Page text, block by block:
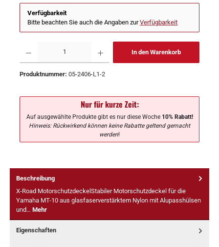
Verfügbarkeit
Bitte beachten Sie auch die Angaben zurVerfügbarkeit
In den Warenkorb
Produktnummer: 05-2406-L1-2
Nur für kurze Zeit:
Auf ausgewählte Produkte gibt es nur diese Woche10% Rabatt!
Hinweis: Rückwirkend können keine Rabatte geltend gemacht
werden!
Beschreibung
X-Road MotorschutzdeckelStabiler Motorschutzdeckel für die
Yamaha MT-10 aus glasfaserverstärktem Nylon mit Alupasshülsen
und… Mehr
Eigenschaften